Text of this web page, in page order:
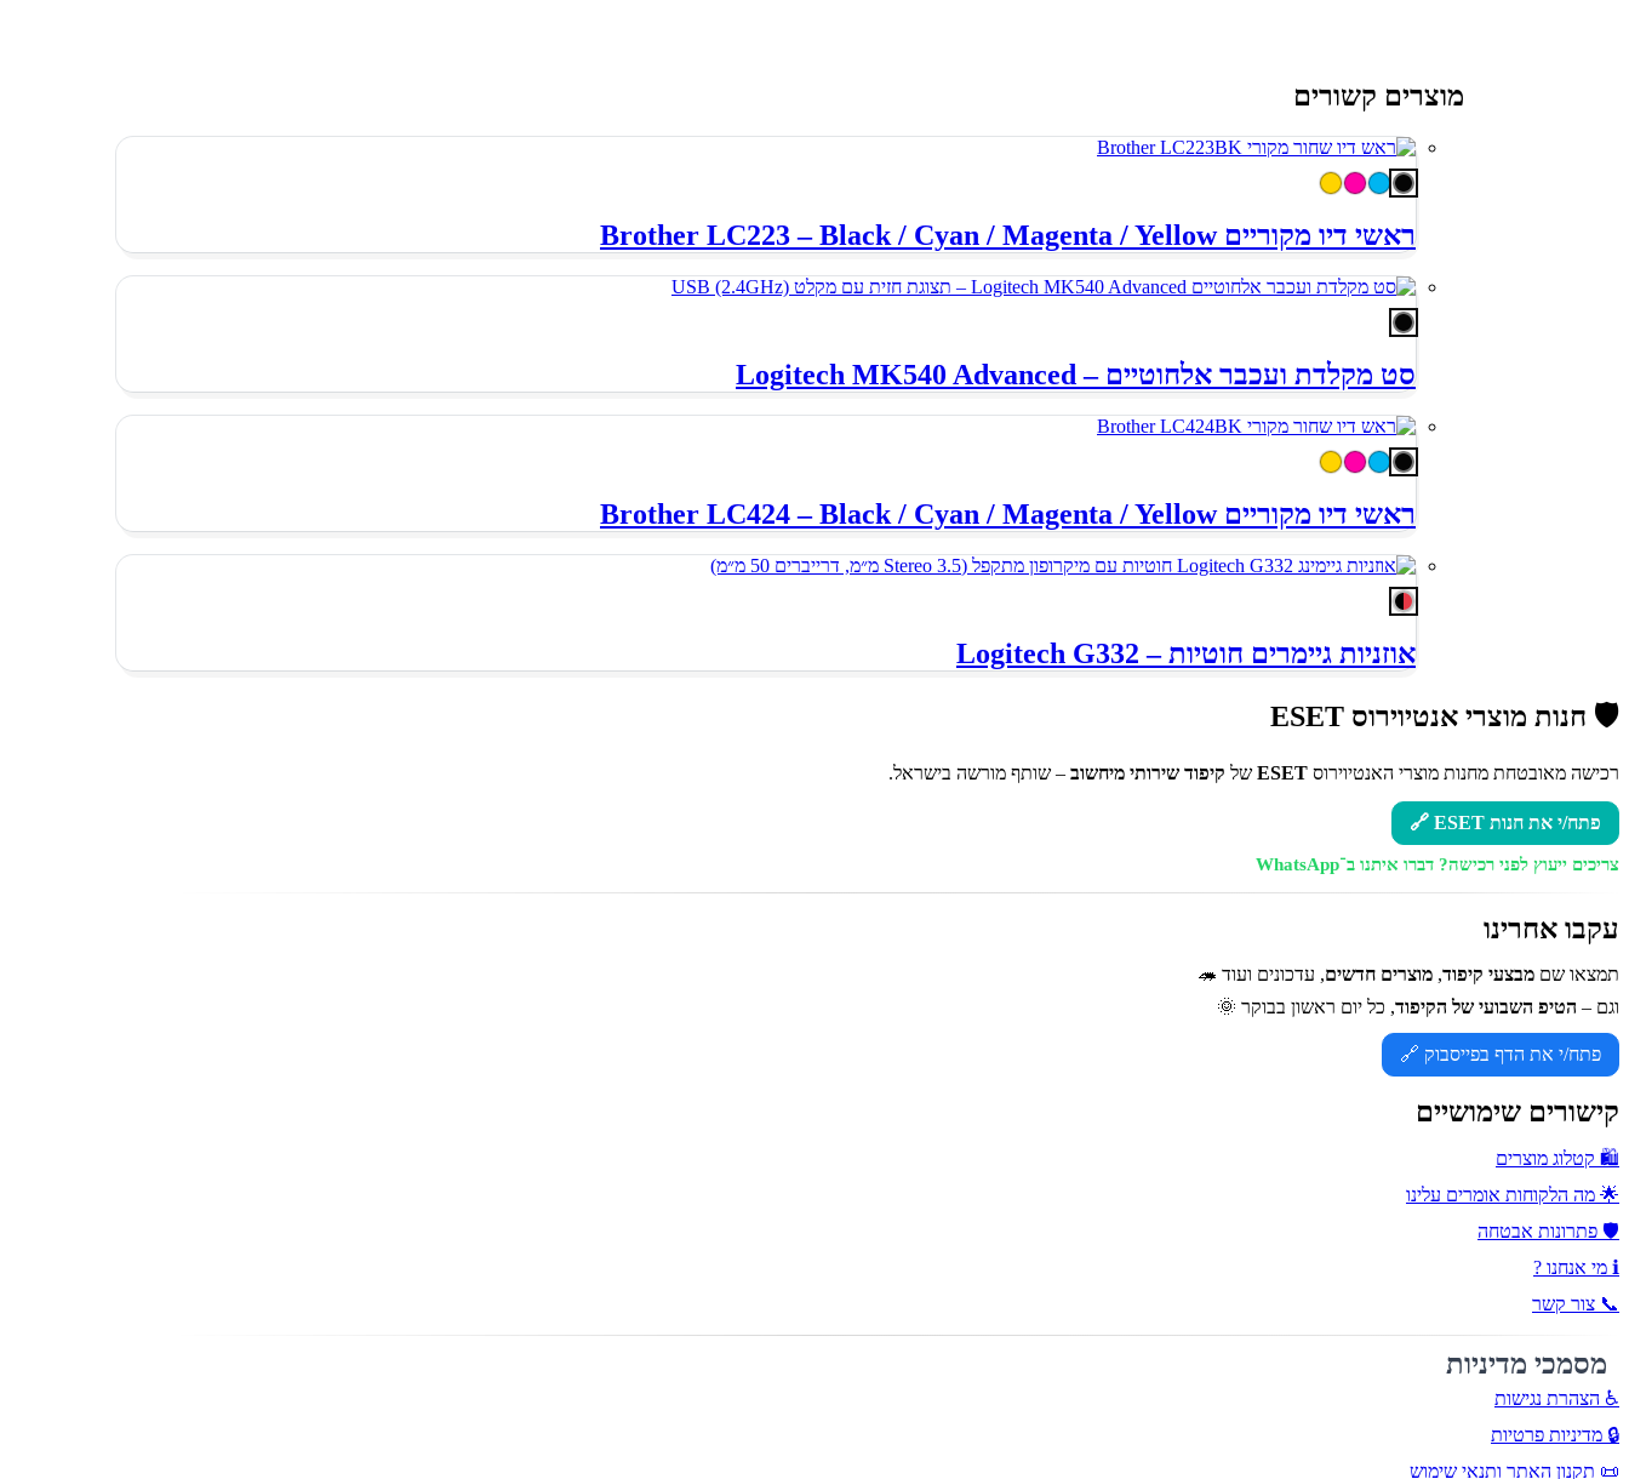
מוצרים קשורים
ראשי דיו מקוריים Brother LC223 – Black / Cyan / Magenta / Yellow
סט מקלדת ועכבר אלחוטיים – Logitech MK540 Advanced
ראשי דיו מקוריים Brother LC424 – Black / Cyan / Magenta / Yellow
אוזניות גיימרים חוטיות – Logitech G332
🛡️ חנות מוצרי אנטיוירוס ESET
רכישה מאובטחת מחנות מוצרי האנטיוירוס ESET של קיפוד שירותי מיחשוב – שותף מורשה בישראל.
פתח/י את חנות ESET 🔗
צריכים ייעוץ לפני רכישה? דברו איתנו ב־WhatsApp
עקבו אחרינו
תמצאו שם מבצעי קיפוד, מוצרים חדשים, עדכונים ועוד 🦔
וגם – הטיפ השבועי של הקיפוד, כל יום ראשון בבוקר 🌞
פתח/י את הדף בפייסבוק 🔗
קישורים שימושיים
🛍️ קטלוג מוצרים
🌟 מה הלקוחות אומרים עלינו
🛡️ פתרונות אבטחה
ℹ️ מי אנחנו ?
📞 צור קשר
מסמכי מדיניות
♿ הצהרת נגישות
🔒 מדיניות פרטיות
📜 תקנון האתר ותנאי שימוש